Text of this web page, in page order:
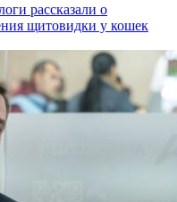
рассказали о
щитовидки у кошек